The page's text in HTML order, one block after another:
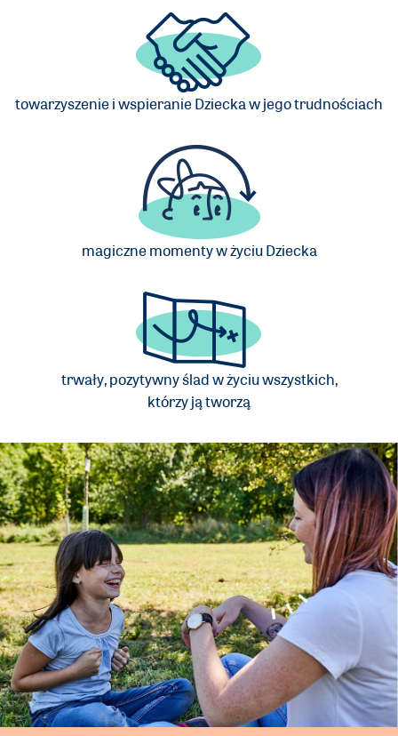
towarzyszenie i wspieranie Dziecka w jego trudnościach
magiczne momenty w życiu Dziecka
trwały, pozytywny ślad w życiu wszystkich,
którzy ją tworzą